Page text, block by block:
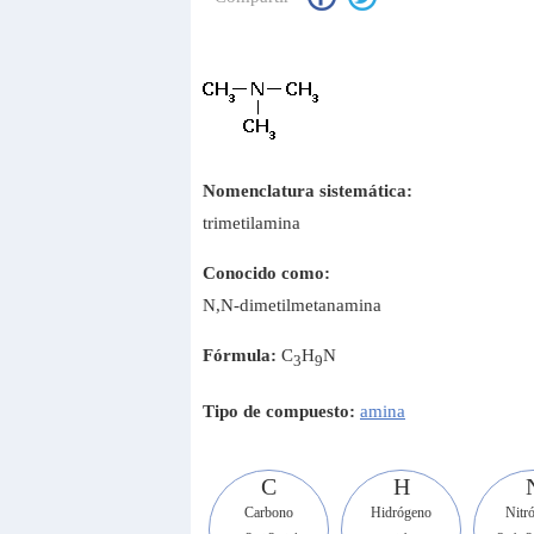
Nomenclatura sistemática:
trimetilamina
Conocido como:
N,N-dimetilmetanamina
Fórmula: C3H9N
Tipo de compuesto: amina
C
Carbono
H
Hidrógeno